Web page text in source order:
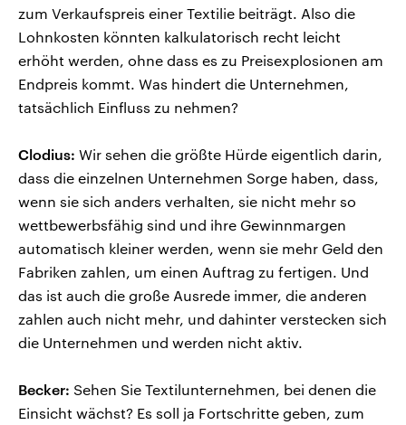
zum Verkaufspreis einer Textilie beiträgt. Also die
Lohnkosten könnten kalkulatorisch recht leicht
erhöht werden, ohne dass es zu Preisexplosionen am
Endpreis kommt. Was hindert die Unternehmen,
tatsächlich Einfluss zu nehmen?
Clodius: Wir sehen die größte Hürde eigentlich darin,
dass die einzelnen Unternehmen Sorge haben, dass,
wenn sie sich anders verhalten, sie nicht mehr so
wettbewerbsfähig sind und ihre Gewinnmargen
automatisch kleiner werden, wenn sie mehr Geld den
Fabriken zahlen, um einen Auftrag zu fertigen. Und
das ist auch die große Ausrede immer, die anderen
zahlen auch nicht mehr, und dahinter verstecken sich
die Unternehmen und werden nicht aktiv.
Becker: Sehen Sie Textilunternehmen, bei denen die
Einsicht wächst? Es soll ja Fortschritte geben, zum